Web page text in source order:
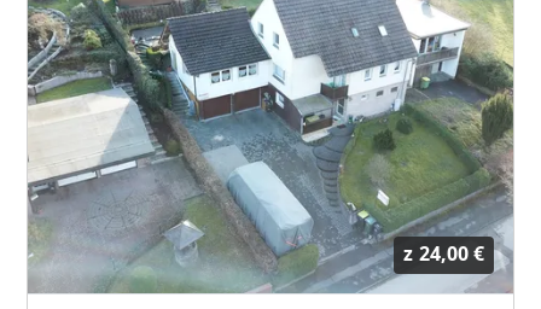
z 24,00 €